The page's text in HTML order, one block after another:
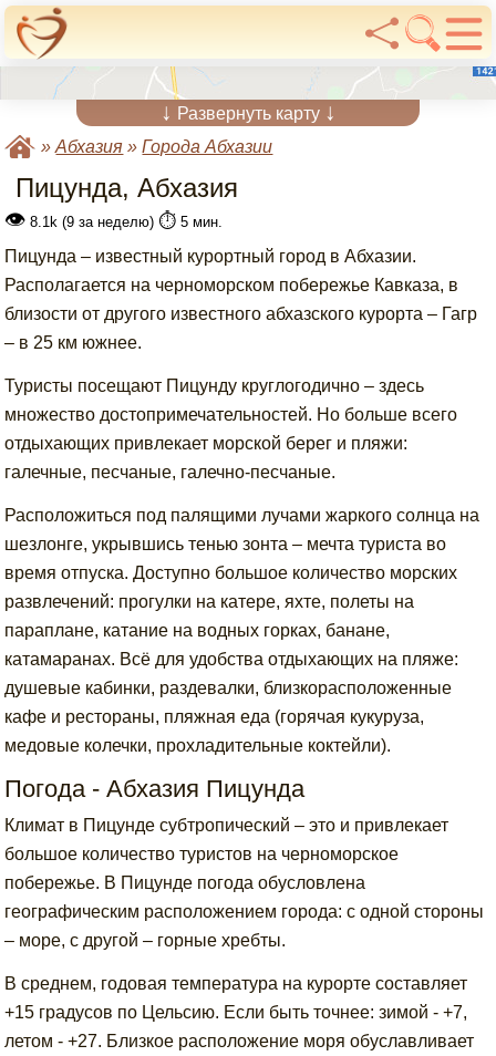
↓ Развернуть карту ↓
»Абхазия »Города Абхазии
Пицунда, Абхазия
👁 8.1k (9 за неделю) ⏱️ 5 мин.
Пицунда – известный курортный город в Абхазии.
Располагается на черноморском побережье Кавказа, в
близости от другого известного абхазского курорта – Гагр
– в 25 км южнее.
Туристы посещают Пицунду круглогодично – здесь
множество достопримечательностей. Но больше всего
отдыхающих привлекает морской берег и пляжи:
галечные, песчаные, галечно-песчаные.
Расположиться под палящими лучами жаркого солнца на
шезлонге, укрывшись тенью зонта – мечта туриста во
время отпуска. Доступно большое количество морских
развлечений: прогулки на катере, яхте, полеты на
параплане, катание на водных горках, банане,
катамаранах. Всё для удобства отдыхающих на пляже:
душевые кабинки, раздевалки, близкорасположенные
кафе и рестораны, пляжная еда (горячая кукуруза,
медовые колечки, прохладительные коктейли).
Погода - Абхазия Пицунда
Климат в Пицунде субтропический – это и привлекает
большое количество туристов на черноморское
побережье. В Пицунде погода обусловлена
географическим расположением города: с одной стороны
– море, с другой – горные хребты.
В среднем, годовая температура на курорте составляет
+15 градусов по Цельсию. Если быть точнее: зимой - +7,
летом - +27. Близкое расположение моря обуславливает